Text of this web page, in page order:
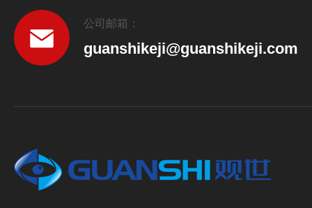
公司邮箱：
guanshikeji@guanshikeji.com